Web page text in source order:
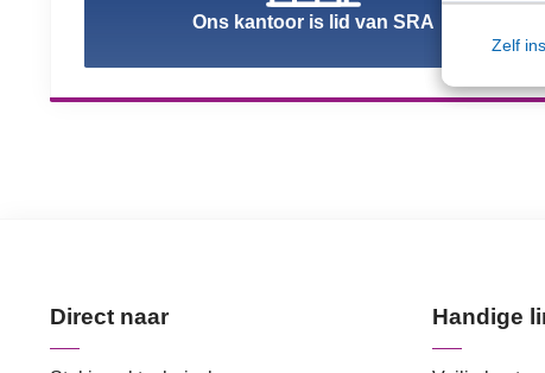
Zelf
Ons kantoor is lid van SRA
Direct naar Handige